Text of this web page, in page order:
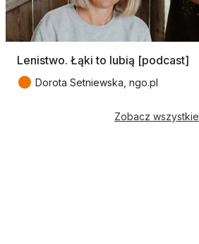
Lenistwo. Łąki to lubią [podcast]
● Dorota Setniewska, ngo.pl
Zobacz wszystkie